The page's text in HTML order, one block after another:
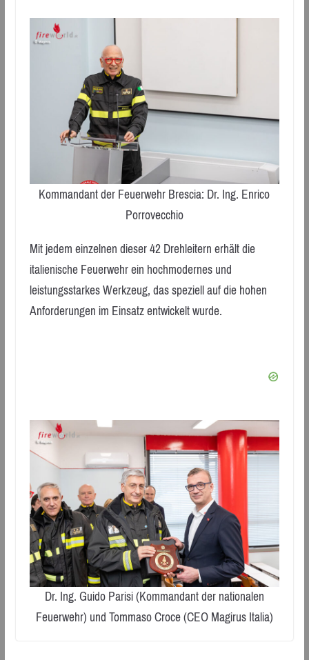
Kommandant der Feuerwehr Brescia: Dr. Ing. Enrico
Porrovecchio
Mit jedem einzelnen dieser 42 Drehleitern erhält die
italienische Feuerwehr ein hochmodernes und
leistungsstarkes Werkzeug, das speziell auf die hohen
Anforderungen im Einsatz entwickelt wurde.
Dr. Ing. Guido Parisi (Kommandant der nationalen
Feuerwehr) und Tommaso Croce (CEO Magirus Italia)